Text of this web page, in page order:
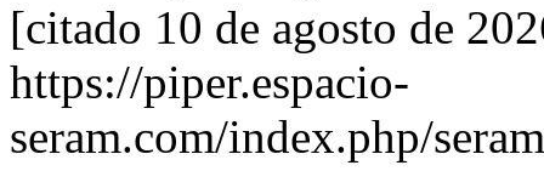
[citado 10 de agosto de
https://piper.espacio-
seram.com/index.php/